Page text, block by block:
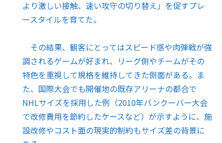
より激しい接触、速い攻守の切り替え」を促すプレ
ースタイルを育てた。
その結果、観客にとってはスピード感や肉弾戦が強
調されるゲームが好まれ、リーグ側やチームがその
特色を重視して規格を維持してきた側面がある。ま
た、国際大会でも開催地の既存アリーナの都合で
NHLサイズを採用した例（2010年バンクーバー大会
で改修費用を節約したケースなど）が示すように、施
設改修やコスト面の現実的制約もサイズ差の背景に